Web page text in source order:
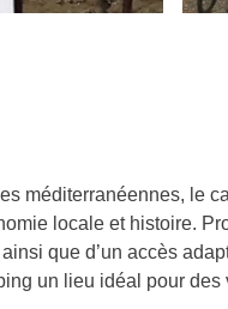
méditerranéennes, le
locale et histoire.
que d’un accès
un lieu idéal pour